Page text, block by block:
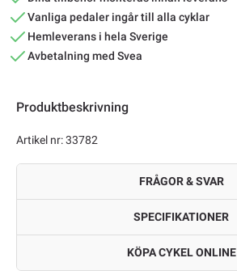
Vanliga pedaler ingår till alla cyklar
Hemleverans i hela Sverige
Avbetalning med Svea
Produktbeskrivning
Artikel nr: 33782
FRÅGOR & SVAR
SPECIFIKATIONER
KÖPA CYKEL ONLINE